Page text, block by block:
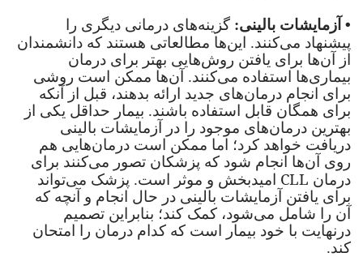
• آزمایشات بالینی: گزینه‌های درمانی دیگری را
پیشنهاد می‌کنند. این‌ها مطالعاتی هستند که دانشمندان
از آن‌ها برای یافتن روش‌هایی بهتر برای درمان
بیماری‌ها استفاده می‌کنند. آن‌ها ممکن است روشی
برای انجام درمان‌های جدید ارائه بدهند، قبل از آنکه
برای همگان قابل استفاده باشند. بیمار حداقل یکی از
بهترین درمان‌های موجود را در آزمایشات بالینی
دریافت خواهد کرد؛ اما ممکن است درمان‌هایی هم
روی آن‌ها انجام شود که پزشکان تصور می‌کنند برای
درمان CLL امیدبخش و موثر است. پزشک می‌تواند
برای یافتن آزمایشات بالینی در حال انجام و آنچه که
آن را شامل می‌شود، کمک کند؛ بنابراین تصمیم
درنهایت با خود بیمار است که کدام درمان را امتحان
کند.